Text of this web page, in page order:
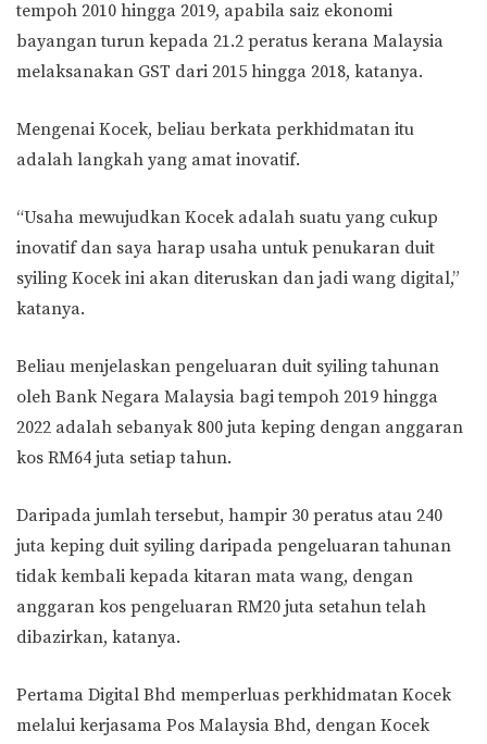
tempoh 2010 hingga 2019, apabila saiz ekonomi
bayangan turun kepada 21.2 peratus kerana Malaysia
melaksanakan GST dari 2015 hingga 2018, katanya.
Mengenai Kocek, beliau berkata perkhidmatan itu
adalah langkah yang amat inovatif.
“Usaha mewujudkan Kocek adalah suatu yang cukup
inovatif dan saya harap usaha untuk penukaran duit
syiling Kocek ini akan diteruskan dan jadi wang digital,”
katanya.
Beliau menjelaskan pengeluaran duit syiling tahunan
oleh Bank Negara Malaysia bagi tempoh 2019 hingga
2022 adalah sebanyak 800 juta keping dengan anggaran
kos RM64 juta setiap tahun.
Daripada jumlah tersebut, hampir 30 peratus atau 240
juta keping duit syiling daripada pengeluaran tahunan
tidak kembali kepada kitaran mata wang, dengan
anggaran kos pengeluaran RM20 juta setahun telah
dibazirkan, katanya.
Pertama Digital Bhd memperluas perkhidmatan Kocek
melalui kerjasama Pos Malaysia Bhd, dengan Kocek